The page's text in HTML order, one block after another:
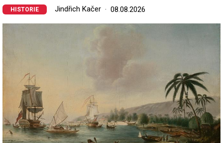
HISTORIE Jindřich Kačer 08.08.2026